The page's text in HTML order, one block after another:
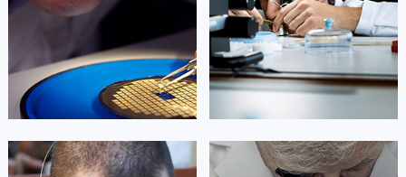
北京萧邦维修  上海萧邦维修
艾德琳·亚历桑德拉 艾莉森·安吉莉亚